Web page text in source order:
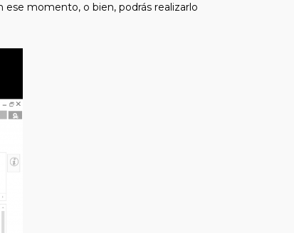
momento, o bien, podrás realizarlo